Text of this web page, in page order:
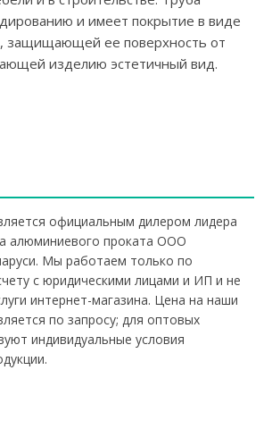
и имеет покрытие в виде
защищающей ее поверхность от
изделию эстетичный вид.
официальным дилером лидера
алюминиевого проката ООО
Мы работаем только по
с юридическими лицами и ИП и не
интернет-магазина. Цена на наши
по запросу; для оптовых
индивидуальные условия